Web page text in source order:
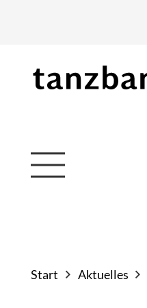
Start Aktuelles